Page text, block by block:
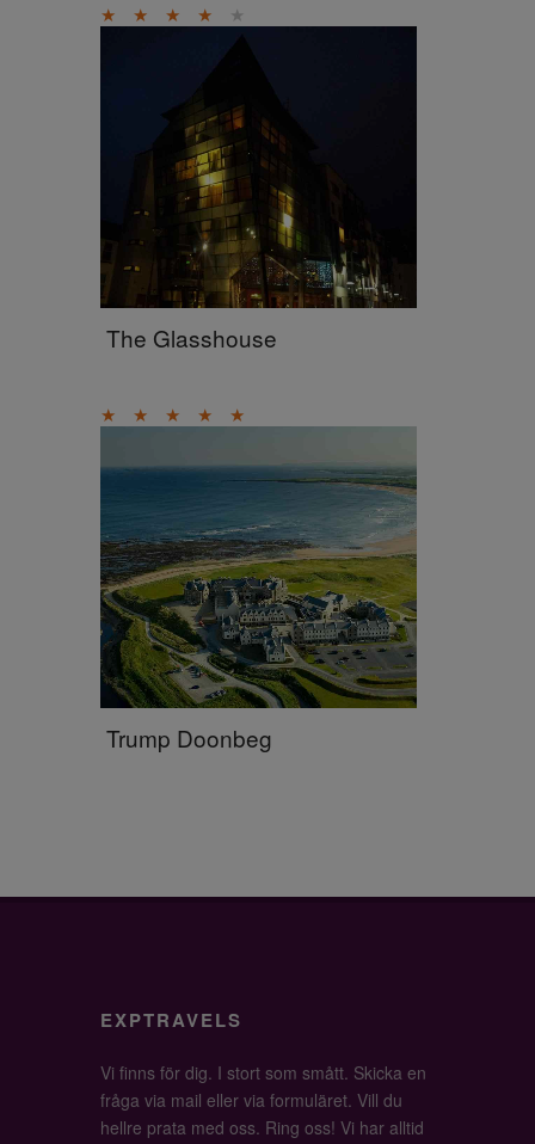
★ ★ ★ ★ ★
The Glasshouse
★ ★ ★ ★ ★
Trump Doonbeg
EXPTRAVELS
Vi finns för dig. I stort som smått. Skicka en
fråga via mail eller via formuläret. Vill du
hellre prata med oss. Ring oss! Vi har alltid